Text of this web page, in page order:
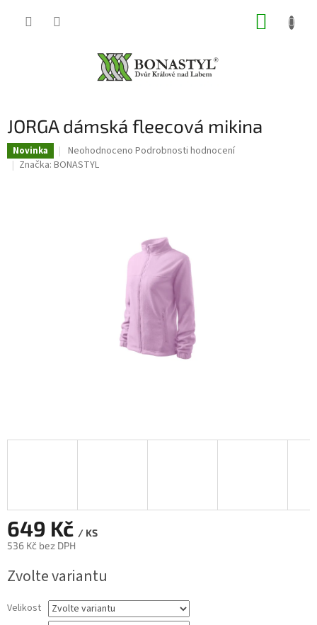
JORGA dámská fleecová mikina
Novinka
Průměrné
hodnocení
Neohodnoceno Podrobnosti hodnocení
Značka: BONASTYL
649 Kč / KS
536 Kč bez DPH
cena:
Zvolte variantu
Velikost